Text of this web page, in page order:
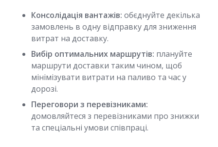
Консолідація вантажів: обєднуйте декілька
замовлень в одну відправку для зниження
витрат на доставку.
Вибір оптимальних маршрутів: плануйте
маршрути доставки таким чином, щоб
мінімізувати витрати на паливо та час у
дорозі.
Переговори з перевізниками:
домовляйтеся з перевізниками про знижки
та спеціальні умови співпраці.